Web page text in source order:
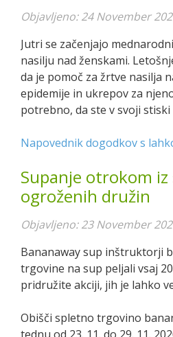
Objavljeno: 24 November
Jutri se začenjajo
nasilju nad ženskami.
da je pomoč za žrtve nasilja
epidemije in ukrepov za
potrebno, da ste v svoji stiski
Napovednik dogodkov s
Supanje otrokom iz
ogroženih družin
Objavljeno: 23 November
Bananaway sup inštruktorji
trgovine na sup peljali vsaj
pridružite akciji, jih je lahko
Obišči spletno trgovino